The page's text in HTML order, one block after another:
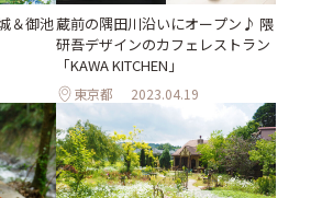
＆御池蔵前の隅田川沿いにオープン♪ 隈
研吾デザインのカフェレストラン
「KAWA KITCHEN」
東京都 2023.04.19